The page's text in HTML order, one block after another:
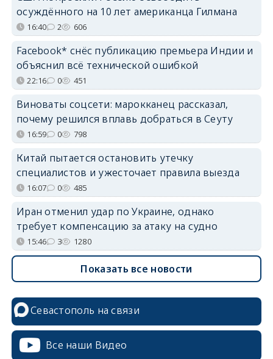
осуждённого на 10 лет американца Гилмана
16:40 2 606
Facebook* снёс публикацию премьера Индии и
объяснил всё технической ошибкой
22:16 0 451
Виноваты соцсети: марокканец рассказал,
почему решился вплавь добраться в Сеуту
16:59 0 798
Китай пытается остановить утечку
специалистов и ужесточает правила выезда
16:07 0 485
Иран отменил удар по Украине, однако
требует компенсацию за атаку на судно
15:46 3 1280
Показать все новости
Севастополь на связи
Все наши Видео